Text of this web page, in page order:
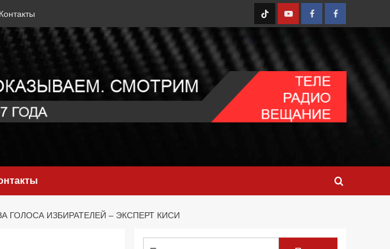
Контакты
TT YoutubeFB1 FB2
ИЗБИРАТЕЛЕЙ – ЭКСПЕРТ КИСИ